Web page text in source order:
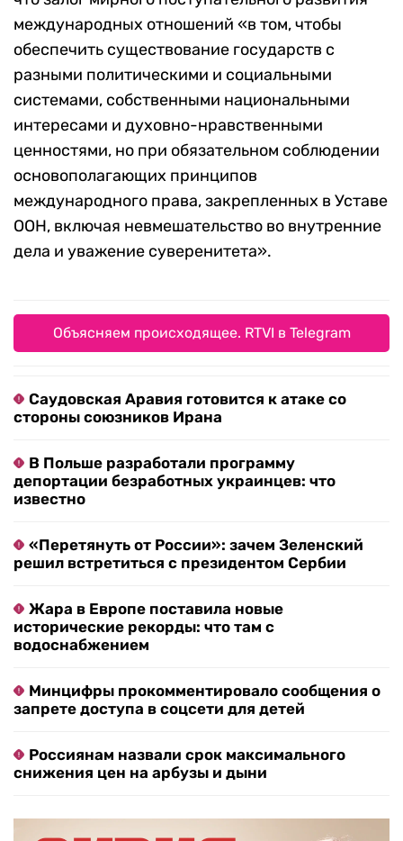
международных отношений «в том, чтобы
обеспечить существование государств с
разными политическими и социальными
системами, собственными национальными
интересами и духовно-нравственными
ценностями, но при обязательном соблюдении
основополагающих принципов
международного права, закрепленных в Уставе
ООН, включая невмешательство во внутренние
дела и уважение суверенитета».
Объясняем происходящее. RTVI в Telegram
Саудовская Аравия готовится к атаке со
стороны союзников Ирана
В Польше разработали программу
депортации безработных украинцев: что
известно
«Перетянуть от России»: зачем Зеленский
решил встретиться с президентом Сербии
Жара в Европе поставила новые
исторические рекорды: что там с
водоснабжением
Минцифры прокомментировало сообщения о
запрете доступа в соцсети для детей
Россиянам назвали срок максимального
снижения цен на арбузы и дыни